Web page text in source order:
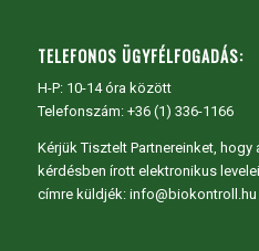
TELEFONOS ÜGYFÉLFOGADÁS:
H-P: 10-14 óra között
Telefonszám: +36 (1) 336-1166
Kérjük Tisztelt Partnereinket,
kérdésben írott elektronikus
címre küldjék: info@biokontroll.hu